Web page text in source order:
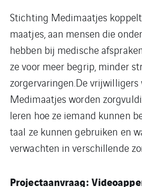
Stichting Medimaatjes
maatjes, aan mensen die
hebben bij medische
ze voor meer begrip, minder
zorgervaringen.De vrijwilligers
Medimaatjes worden
leren hoe ze iemand kunnen
taal ze kunnen gebruiken en
verwachten in verschillende
Projectaanvraag: